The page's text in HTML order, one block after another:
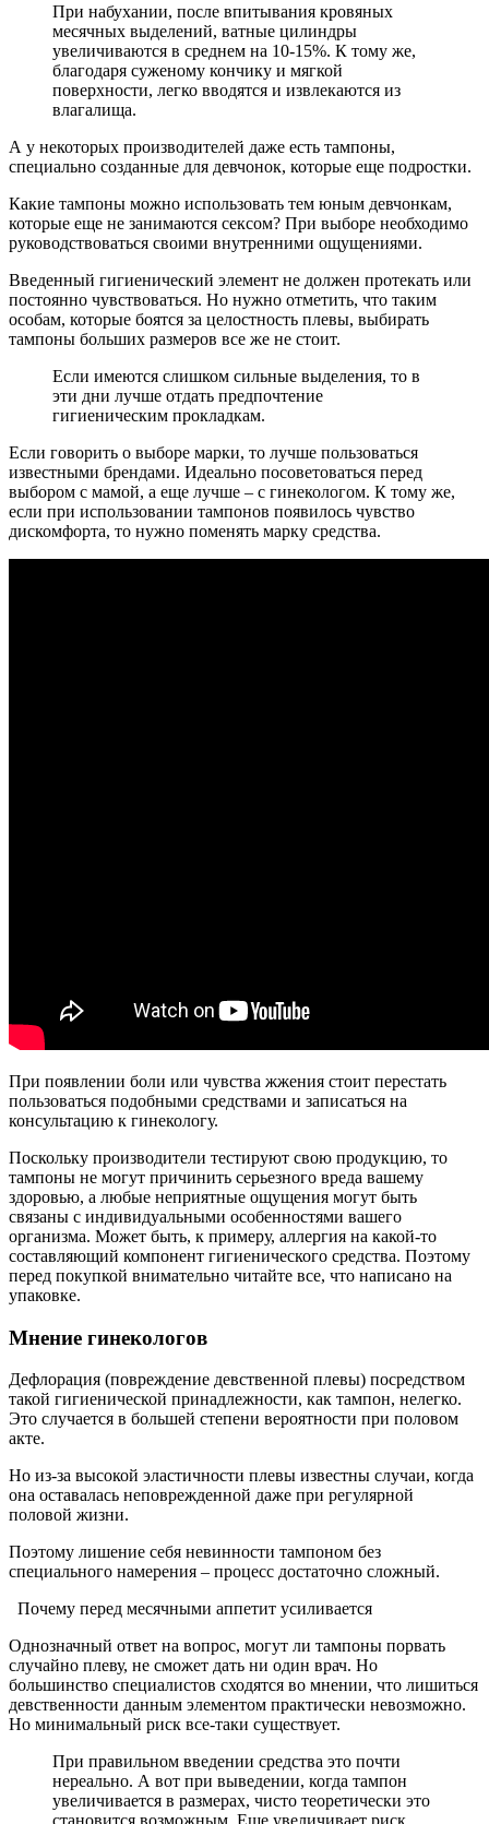
При набухании, после впитывания кровяных
месячных выделений, ватные цилиндры
увеличиваются в среднем на 10-15%. К тому же,
благодаря суженому кончику и мягкой
поверхности, легко вводятся и извлекаются из
влагалища.
А у некоторых производителей даже есть тампоны,
специально созданные для девчонок, которые еще подростки.
Какие тампоны можно использовать тем юным девчонкам,
которые еще не занимаются сексом? При выборе необходимо
руководствоваться своими внутренними ощущениями.
Введенный гигиенический элемент не должен протекать или
постоянно чувствоваться. Но нужно отметить, что таким
особам, которые боятся за целостность плевы, выбирать
тампоны больших размеров все же не стоит.
Если имеются слишком сильные выделения, то в
эти дни лучше отдать предпочтение
гигиеническим прокладкам.
Если говорить о выборе марки, то лучше пользоваться
известными брендами. Идеально посоветоваться перед
выбором с мамой, а еще лучше – с гинекологом. К тому же,
если при использовании тампонов появилось чувство
дискомфорта, то нужно поменять марку средства.
При появлении боли или чувства жжения стоит перестать
пользоваться подобными средствами и записаться на
консультацию к гинекологу.
Поскольку производители тестируют свою продукцию, то
тампоны не могут причинить серьезного вреда вашему
здоровью, а любые неприятные ощущения могут быть
связаны с индивидуальными особенностями вашего
организма. Может быть, к примеру, аллергия на какой-то
составляющий компонент гигиенического средства. Поэтому
перед покупкой внимательно читайте все, что написано на
упаковке.
Мнение гинекологов
Дефлорация (повреждение девственной плевы) посредством
такой гигиенической принадлежности, как тампон, нелегко.
Это случается в большей степени вероятности при половом
акте.
Но из-за высокой эластичности плевы известны случаи, когда
она оставалась неповрежденной даже при регулярной
половой жизни.
Поэтому лишение себя невинности тампоном без
специального намерения – процесс достаточно сложный.
Почему перед месячными аппетит усиливается
Однозначный ответ на вопрос, могут ли тампоны порвать
случайно плеву, не сможет дать ни один врач. Но
большинство специалистов сходятся во мнении, что лишиться
девственности данным элементом практически невозможно.
Но минимальный риск все-таки существует.
При правильном введении средства это почти
нереально. А вот при выведении, когда тампон
увеличивается в размерах, чисто теоретически это